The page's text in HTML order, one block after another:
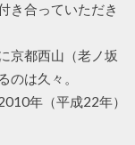
き合っていただき
京都西山（老ノ坂
のは久々。
年（平成22年）